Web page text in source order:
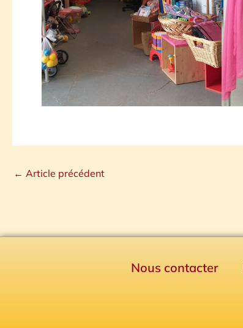
← Article précédent
Nous contacter